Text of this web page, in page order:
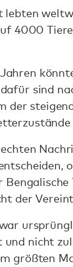
lebten
4000
sind
der
der
und nicht
größten